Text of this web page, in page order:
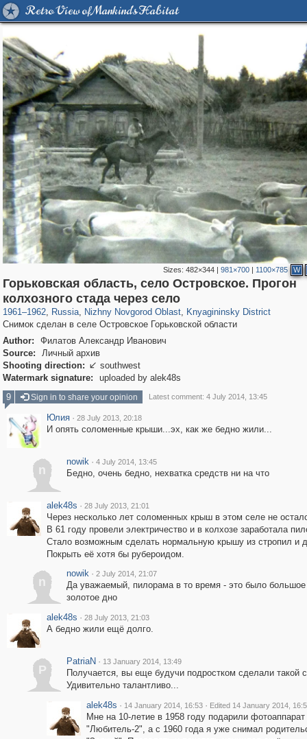
Retro View of Mankind's Habitat
Sizes: 482×344| 981×700| 1100×785 W
Горьковская область, село Островское. Прогон
колхозного стада через село
1961–1962, Russia
1,407,373 29,248
, Nizhny Novgorod Oblast
27,536 373
, Knyagininsky District
Снимок сделан в селе Островское Горьковской области
Author:
Филатов Александр Иванович
Source:
Личный архив
Shooting direction:  southwest
Watermark signature:
uploaded by alek48s
9
Sign in to share your opinion Latest comment: 4 July 2014, 13:45
Юлия · 28 July 2013, 20:18
И опять соломенные крыши...эх, как же бедно жили...
n
nowik · 4 July 2014, 13:45
Бедно, очень бедно, нехватка средств ни на что
alek48s · 28 July 2013, 21:01
Через несколько лет соломенных крыш в этом селе не
В 61 году провели электричество и в колхозе заработала
Стало возможным сделать нормальную крышу из стропил и
Покрыть её хотя бы рубероидом.
n
nowik · 2 July 2014, 21:07
Да уважаемый, пилорама в то время - это было
золотое дно
alek48s · 28 July 2013, 21:03
А бедно жили ещё долго.
P
PatriaN · 13 January 2014, 13:49
Получается, вы еще будучи подростком сделали такой
Удивительно талантливо...
alek48s · 14 January 2014, 16:53 · Edited 14 January 2014,
Мне на 10-летие в 1958 году подарили фотоаппарат
"Любитель-2", а с 1960 года я уже снимал